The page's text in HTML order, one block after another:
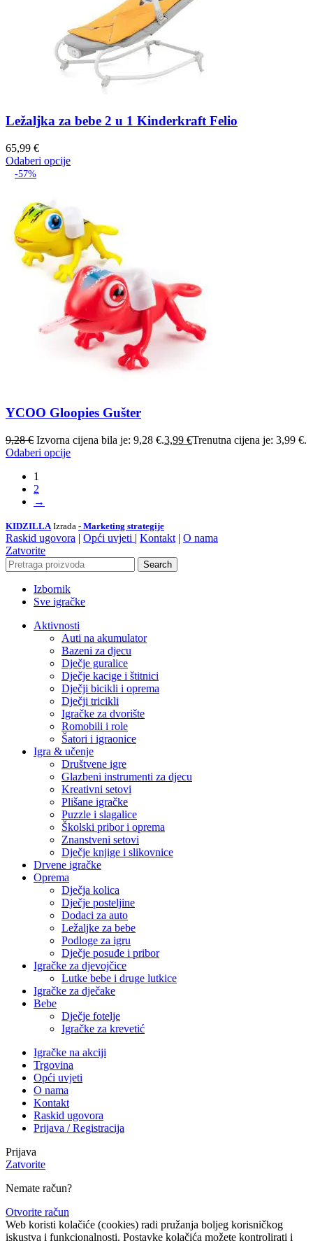
Ležaljka za bebe 2 u 1 Kinderkraft Felio
65,99 €
Odaberi opcije
-57%
YCOO Gloopies Gušter
9,28€ Izvorna cijena bila je: 9,28 €.3,99 €Trenutna cijena je: 3,99 €.
Odaberi opcije
1
2
→
KIDZILLA Izrada - Marketing strategije
Raskid ugovora | Opći uvjeti | Kontakt | O nama
Zatvorite
Search
Izbornik
Sve igračke
Aktivnosti
Auti na akumulator
Bazeni za djecu
Dječje guralice
Dječje kacige i štitnici
Dječji bicikli i oprema
Dječji tricikli
Igračke za dvorište
Romobili i role
Šatori i igraonice
Igra & učenje
Društvene igre
Glazbeni instrumenti za djecu
Kreativni setovi
Plišane igračke
Puzzle i slagalice
Školski pribor i oprema
Znanstveni setovi
Dječje knjige i slikovnice
Drvene igračke
Oprema
Dječja kolica
Dječje posteljine
Dodaci za auto
Ležaljke za bebe
Podloge za igru
Dječje posuđe i pribor
Igračke za djevojčice
Lutke bebe i druge lutkice
Igračke za dječake
Bebe
Dječje fotelje
Igračke za krevetić
Igračke na akciji
Trgovina
Opći uvjeti
O nama
Kontakt
Raskid ugovora
Prijava / Registracija
Prijava
Zatvorite
Nemate račun?
Otvorite račun
Web koristi kolačiće (cookies) radi pružanja boljeg korisničkog
iskustva i funkcionalnosti. Postavke kolačića možete kontrolirati i